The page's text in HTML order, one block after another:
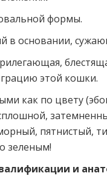
формы.
в основании,
этой кошки.
как по цвету
пятнистый,
зеленым!
и